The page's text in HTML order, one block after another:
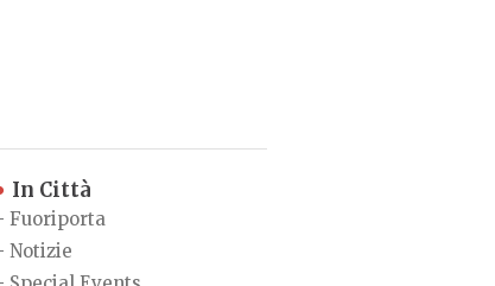
In Città
Fuoriporta
Notizie